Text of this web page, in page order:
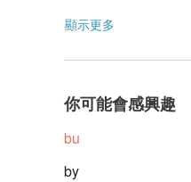
顯示更多
你可能會感興趣
bu
by